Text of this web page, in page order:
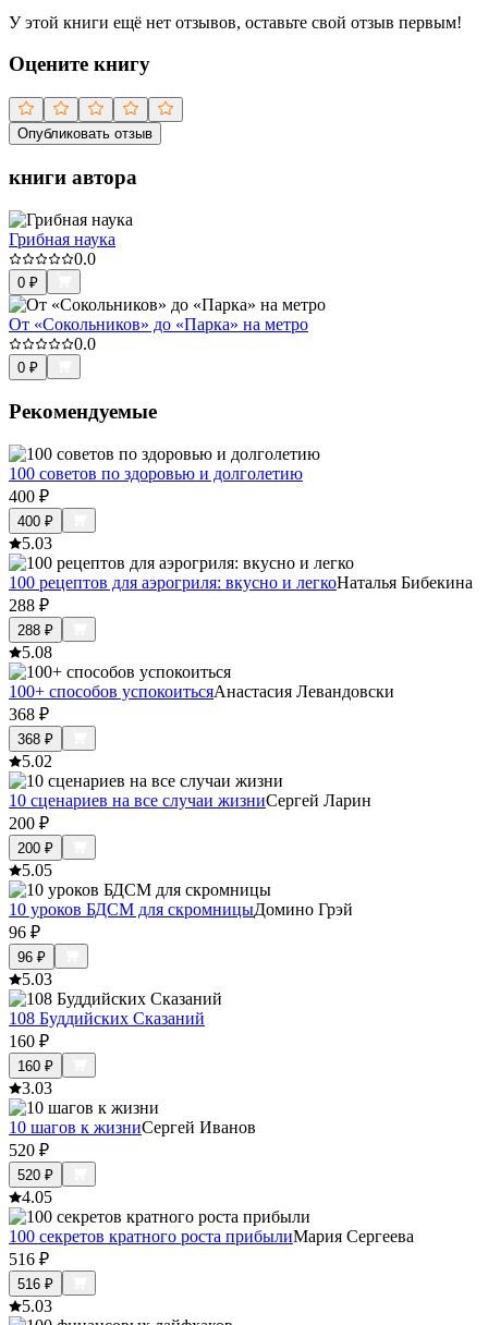
У этой книги ещё нет отзывов, оставьте свой отзыв первым!
Оцените книгу
Опубликовать отзыв
книги автора
Грибная наука
0.0
0 ₽
От «Сокольников» до «Парка» на метро
0.0
0 ₽
Рекомендуемые
100 советов по здоровью и долголетию
400 ₽
400 ₽
5.03
100 рецептов для аэрогриля: вкусно и легкоНаталья Бибекина
288 ₽
288 ₽
5.08
100+ способов успокоитьсяАнастасия Левандовски
368 ₽
368 ₽
5.02
10 сценариев на все случаи жизниСергей Ларин
200 ₽
200 ₽
5.05
10 уроков БДСМ для скромницыДомино Грэй
96 ₽
96 ₽
5.03
108 Буддийских Сказаний
160 ₽
160 ₽
3.03
10 шагов к жизниСергей Иванов
520 ₽
520 ₽
4.05
100 секретов кратного роста прибылиМария Сергеева
516 ₽
516 ₽
5.03